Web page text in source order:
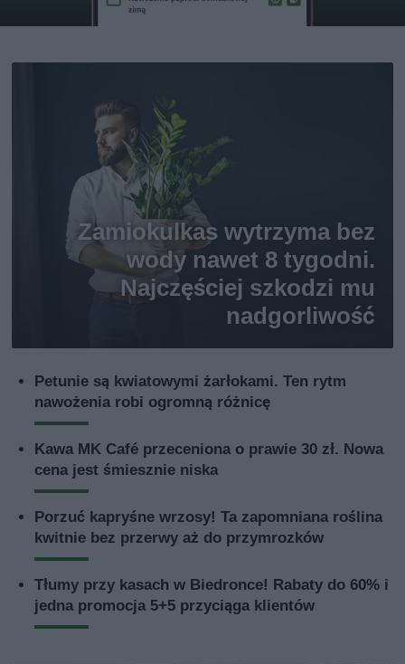
Zamiokulkas wytrzyma bez
wody nawet 8 tygodni.
Najczęściej szkodzi mu
nadgorliwość
Petunie są kwiatowymi żarłokami. Ten rytm
nawożenia robi ogromną różnicę
Kawa MK Café przeceniona o prawie 30 zł. Nowa
cena jest śmiesznie niska
Porzuć kapryśne wrzosy! Ta zapomniana roślina
kwitnie bez przerwy aż do przymrozków
Tłumy przy kasach w Biedronce! Rabaty do 60% i
jedna promocja 5+5 przyciąga klientów